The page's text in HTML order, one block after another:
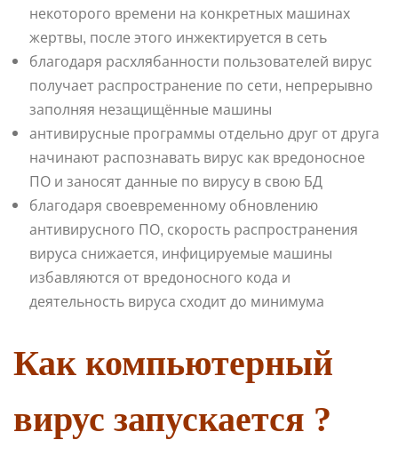
некоторого времени на конкретных машинах
жертвы, после этого инжектируется в сеть
благодаря расхлябанности пользователей вирус
получает распространение по сети, непрерывно
заполняя незащищённые машины
антивирусные программы отдельно друг от друга
начинают распознавать вирус как вредоносное
ПО и заносят данные по вирусу в свою БД
благодаря своевременному обновлению
антивирусного ПО, скорость распространения
вируса снижается, инфицируемые машины
избавляются от вредоносного кода и
деятельность вируса сходит до минимума
Как компьютерный
вирус запускается ?